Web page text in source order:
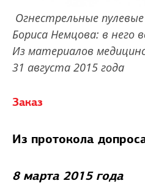
Огнестрельные
Бориса Немцова: в него
Из материалов
31 августа 2015 года
Заказ
Из протокола
8 марта 2015 года